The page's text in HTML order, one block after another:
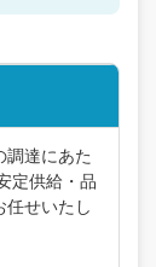
達にあた
定供給・品
せいたし